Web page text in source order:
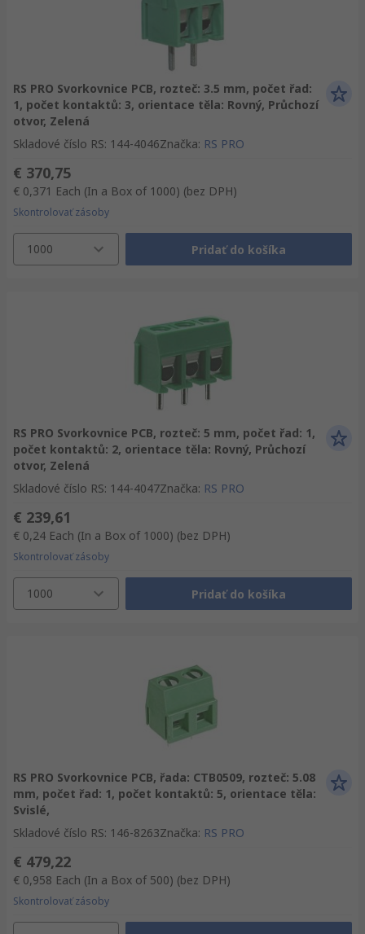
RS PRO Svorkovnice PCB, rozteč: 3.5 mm, počet řad:
1, počet kontaktů: 3, orientace těla: Rovný, Průchozí
otvor, Zelená
Skladové číslo RS: 144-4046Značka: RS PRO
€ 370,75
€ 0,371 Each (In a Box of 1000) (bez DPH)
Skontrolovať zásoby
1000 Pridať do košíka
RS PRO Svorkovnice PCB, rozteč: 5 mm, počet řad: 1,
počet kontaktů: 2, orientace těla: Rovný, Průchozí
otvor, Zelená
Skladové číslo RS: 144-4047Značka: RS PRO
€ 239,61
€ 0,24 Each (In a Box of 1000) (bez DPH)
Skontrolovať zásoby
1000 Pridať do košíka
RS PRO Svorkovnice PCB, řada: CTB0509, rozteč: 5.08
mm, počet řad: 1, počet kontaktů: 5, orientace těla:
Svislé,
Skladové číslo RS: 146-8263Značka: RS PRO
€ 479,22
€ 0,958 Each (In a Box of 500) (bez DPH)
Skontrolovať zásoby